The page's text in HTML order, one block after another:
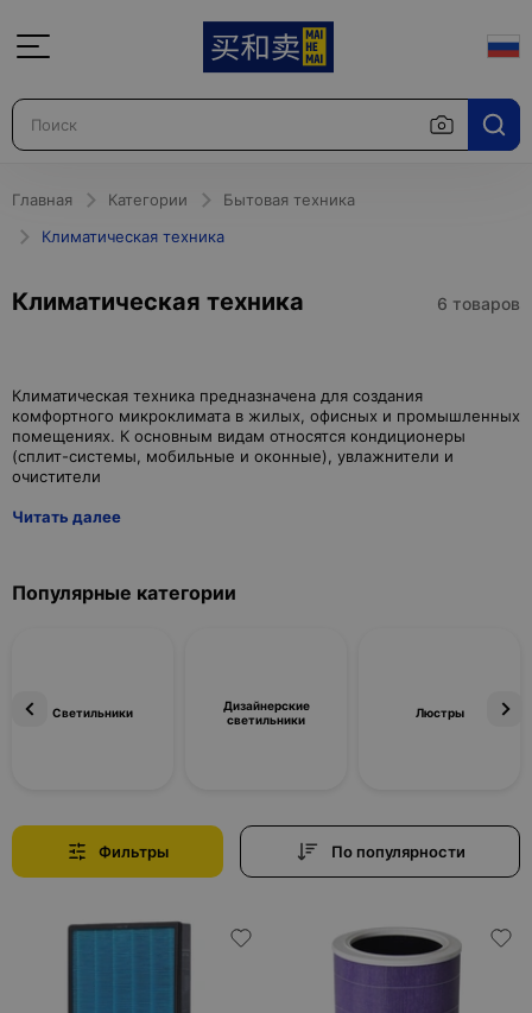
Главная Категории
Бытовая техника
Климатическая техника
Климатическая техника 6 товаров
Климатическая техника предназначена для создания
комфортного микроклимата в жилых, офисных и промышленных
помещениях. К основным видам относятся кондиционеры
(сплит-системы, мобильные и оконные), увлажнители и
Читать далее
Популярные категории
Светильники
Дизайнерские
светильники
Люстры
Фильтры По популярности